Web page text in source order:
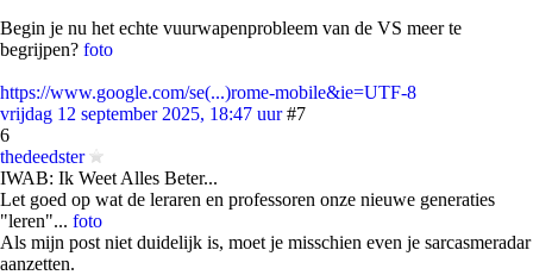
Begin je nu het echte vuurwapenprobleem van de VS meer te
begrijpen? foto
https://www.google.com/se(...)rome-mobile&ie=UTF-8
vrijdag 12 september 2025, 18:47 uur #7
6
thedeedster
IWAB: Ik Weet Alles Beter...
Let goed op wat de leraren en professoren onze nieuwe generaties
"leren"... foto
Als mijn post niet duidelijk is, moet je misschien even je sarcasmeradar
aanzetten.